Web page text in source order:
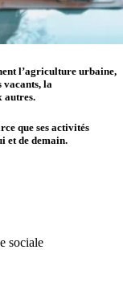
l’agriculture urbaine,
vacants, la
autres.
que ses activités
et de demain.
sociale